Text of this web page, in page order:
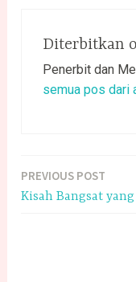
Diterbitkan
Penerbit dan
semua pos dari
Navigasi
PREVIOUS POST
Kisah Bangsat